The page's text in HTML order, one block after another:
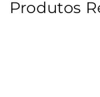
Produtos